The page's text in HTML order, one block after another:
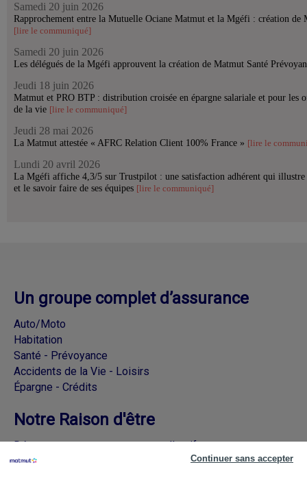
Samedi 20 juin 2026
Rapprochement entre la Mutuelle Ociane Matmut et la Mgéfi : création de
[lire le communiqué]
Samedi 20 juin 2026
Les délégués de la Mgéfi approuvent la création de Matmut Santé
Jeudi 18 juin 2026
Matmut et PRO BTP : distribution croisée en épargne salariale et pour les
de la vie [lire le communiqué]
Jeudi 28 mai 2026
La Matmut attestée « AFRC Relation Client 100% France » [lire le
Lundi 20 avril 2026
La Mgéfi affiche 4,3/5 sur Trustpilot : une satisfaction adhérent qui illustre
et le savoir faire de ses équipes [lire le communiqué]
Un groupe complet d’assurance
Auto/Moto
Habitation
Santé - Prévoyance
Accidents de la Vie - Loisirs
Épargne - Crédits
Notre Raison d'être
Découvrez nos engagements collectifs
Continuer sans accepter